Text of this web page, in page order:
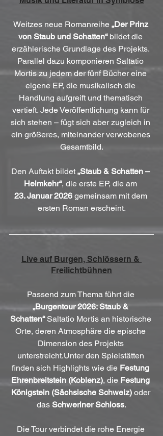
Weitzes neue Romanreihe „Der Prinz
von Staub und Schatten“ bildet die
erzählerische Grundlage des Projekts.
Parallel dazu komponieren Saltatio
Mortis zu jedem der fünf Bücher eine
eigene EP, die musikalisch die
Handlung aufgreift und thematisch
vertieft. Jede Veröffentlichung kann für
sich stehen – fügt sich aber zugleich in
ein größeres, miteinander verwobenes
Gesamtbild.
Den Auftakt bildet „Staub & Schatten –
Heimkehr“, die erste EP, die am
23. Januar 2026 gemeinsam mit dem
ersten Roman erscheint.
Live auf Burgen, Schlössern &
Freilichtbühnen
Passend zum Thema führt die
„Burgentour 2026: Staub &
Schatten“ Saltatio Mortis an historische
Orte, deren Atmosphäre die epische
Dimension des Projekts
unterstreicht.Unter den Spielstätten
finden sich Highlights wie die Festung
Ehrenbreitstein (Koblenz), die Festung
Königstein (Sächsische Schweiz) oder
das Schweriner Schloss.
Die Tour verbindet die rohe Energie